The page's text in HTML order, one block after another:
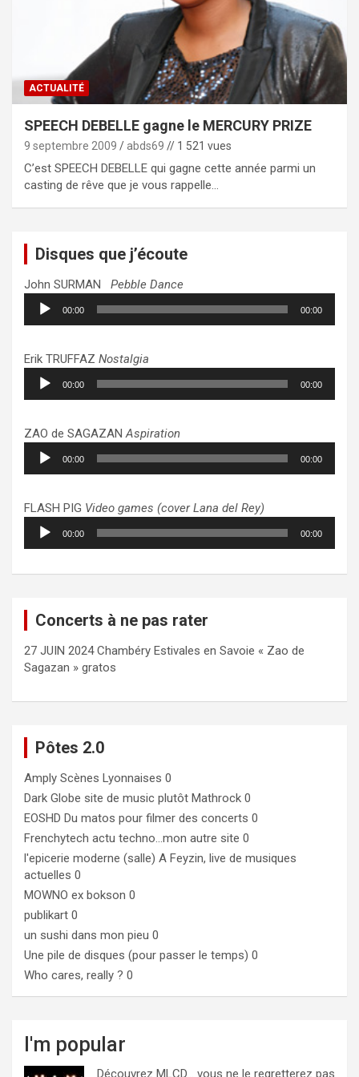
ACTUALITÉ
SPEECH DEBELLE gagne le MERCURY PRIZE
9 septembre 2009 abds69 // 1 521 vues
C’est SPEECH DEBELLE qui gagne cette année parmi un
casting de rêve que je vous rappelle…
Disques que j’écoute
John SURMAN Pebble Dance
Lecteur
audio
00:00 00:00
Erik TRUFFAZ Nostalgia
Lecteur
audio
00:00 00:00
ZAO de SAGAZANAspiration
Lecteur
audio
00:00 00:00
FLASH PIG Video games (cover Lana del Rey)
Lecteur
audio
00:00 00:00
Concerts à ne pas rater
27 JUIN 2024 Chambéry Estivales en Savoie « Zao de
Sagazan » gratos
Pôtes 2.0
Amply Scènes Lyonnaises 0
Dark Globe site de music plutôt Mathrock 0
EOSHD Du matos pour filmer des concerts 0
Frenchytech actu techno…mon autre site 0
l'epicerie moderne (salle) A Feyzin, live de musiques
actuelles 0
MOWNO ex bokson 0
publikart 0
un sushi dans mon pieu 0
Une pile de disques (pour passer le temps) 0
Who cares, really ? 0
I'm popular
Découvrez MLCD… vous ne le regretterez pas